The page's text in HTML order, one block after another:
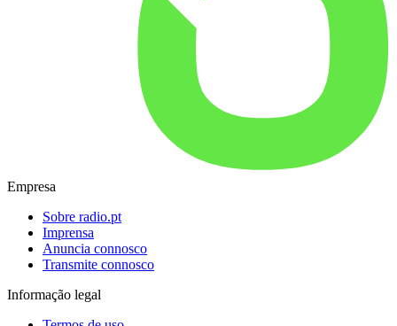
Empresa
Sobre radio.pt
Imprensa
Anuncia connosco
Transmite connosco
Informação legal